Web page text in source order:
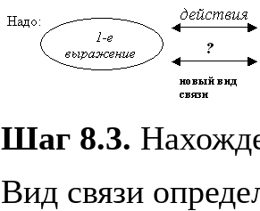
Шаг 8.3.
Вид связи